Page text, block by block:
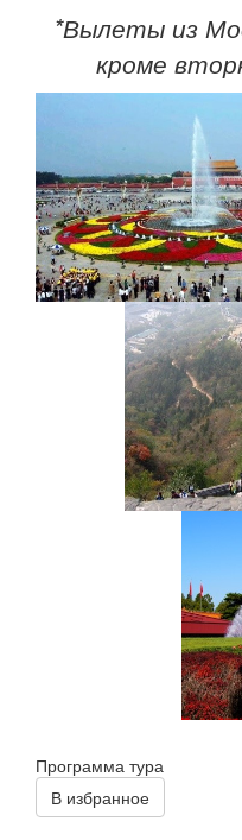
*Вылеты из
кроме
Программа тура
В избранное